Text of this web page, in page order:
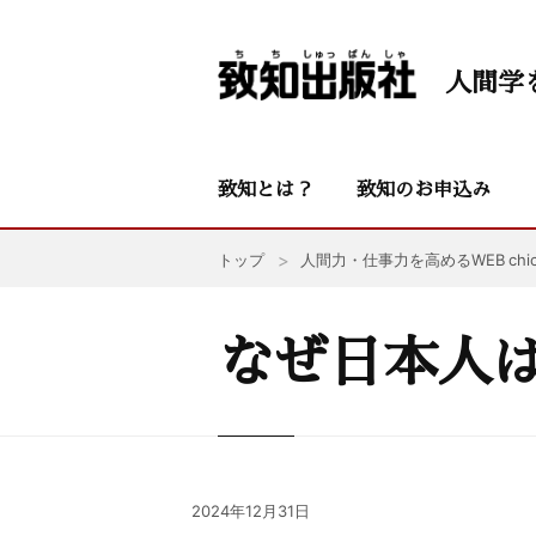
人間学
致知とは？ 致知のお申込み
トップ 人間力・仕事力を高めるWEB
なぜ日本人
2024年12月31日